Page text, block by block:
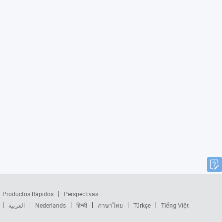
Productos Rápidos
Perspectivas
العربية
Nederlands हिन्दी ภาษาไทย Türkçe Tiếng Việt